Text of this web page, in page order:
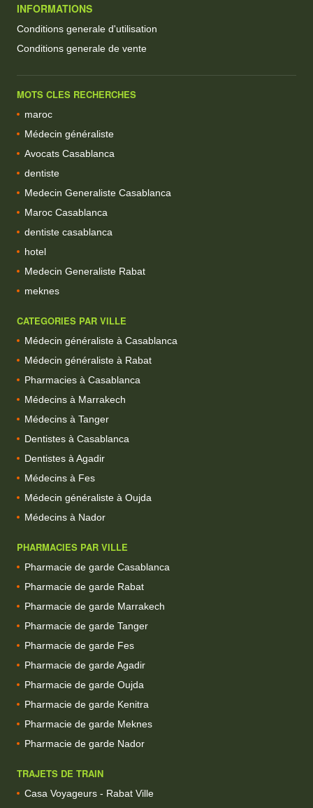
INFORMATIONS
Conditions generale d'utilisation
Conditions generale de vente
MOTS CLES RECHERCHES
maroc
Médecin généraliste
Avocats Casablanca
dentiste
Medecin Generaliste Casablanca
Maroc Casablanca
dentiste casablanca
hotel
Medecin Generaliste Rabat
meknes
CATEGORIES PAR VILLE
Médecin généraliste à Casablanca
Médecin généraliste à Rabat
Pharmacies à Casablanca
Médecins à Marrakech
Médecins à Tanger
Dentistes à Casablanca
Dentistes à Agadir
Médecins à Fes
Médecin généraliste à Oujda
Médecins à Nador
PHARMACIES PAR VILLE
Pharmacie de garde Casablanca
Pharmacie de garde Rabat
Pharmacie de garde Marrakech
Pharmacie de garde Tanger
Pharmacie de garde Fes
Pharmacie de garde Agadir
Pharmacie de garde Oujda
Pharmacie de garde Kenitra
Pharmacie de garde Meknes
Pharmacie de garde Nador
TRAJETS DE TRAIN
Casa Voyageurs - Rabat Ville